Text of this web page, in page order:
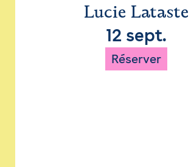
Lucie Lataste
12 sept.
Réserver